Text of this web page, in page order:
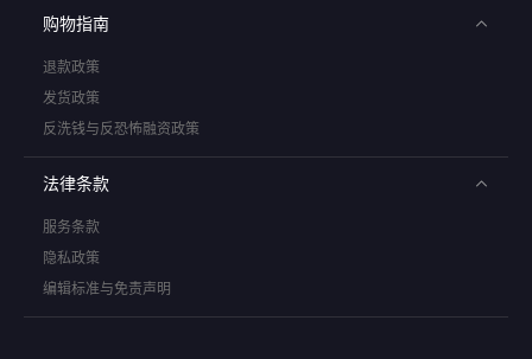
购物指南
退款政策
发货政策
反洗钱与反恐怖融资政策
法律条款
服务条款
隐私政策
编辑标准与免责声明